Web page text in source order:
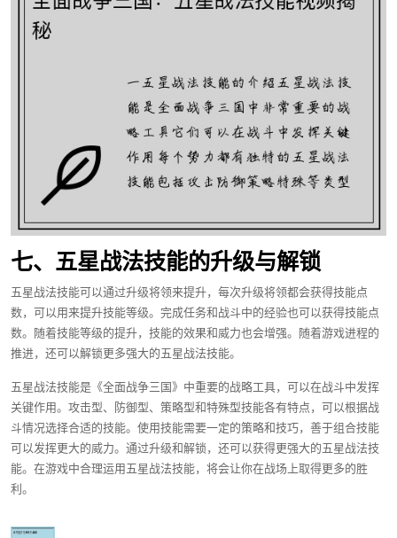
七、五星战法技能的升级与解锁
五星战法技能可以通过升级将领来提升，每次升级将领都会获得技能点
数，可以用来提升技能等级。完成任务和战斗中的经验也可以获得技能点
数。随着技能等级的提升，技能的效果和威力也会增强。随着游戏进程的
推进，还可以解锁更多强大的五星战法技能。
五星战法技能是《全面战争三国》中重要的战略工具，可以在战斗中发挥
关键作用。攻击型、防御型、策略型和特殊型技能各有特点，可以根据战
斗情况选择合适的技能。使用技能需要一定的策略和技巧，善于组合技能
可以发挥更大的威力。通过升级和解锁，还可以获得更强大的五星战法技
能。在游戏中合理运用五星战法技能，将会让你在战场上取得更多的胜
利。